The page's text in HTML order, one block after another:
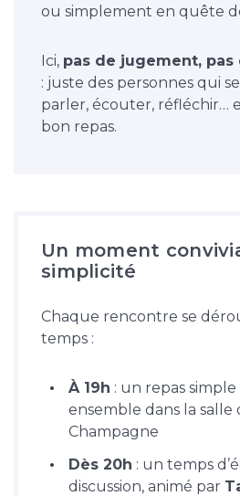
ou simplement en quête
Ici, pas de jugement,
: juste des personnes qui
parler, écouter, réfléchir…
bon repas.
Un moment
simplicité
Chaque rencontre se
temps :
À 19h : un repas
ensemble dans la salle
Champagne
Dès 20h : un temps
discussion, animé par